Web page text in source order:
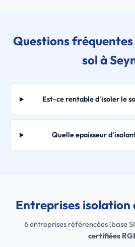
Questions
sol à
Est-ce rentable d'isoler le
Quelle epaisseur
Entreprises isolation
6 entreprises référencées (base
certifiées